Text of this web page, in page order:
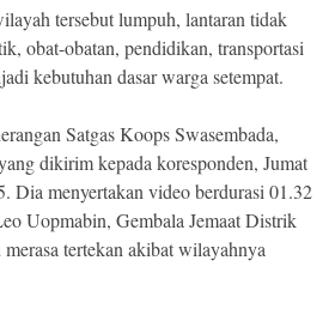
tersebut lumpuh, lantaran tidak
obat-obatan, pendidikan, transportasi
kebutuhan dasar warga setempat.
Satgas Koops Swasembada,
dikirim kepada koresponden, Jumat
Dia menyertakan video berdurasi 01.32
Uopmabin, Gembala Jemaat Distrik
tertekan akibat wilayahnya